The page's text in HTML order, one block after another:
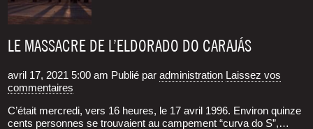
LE MASSACRE DE L’ELDORADO DO CARAJÁS
avril 17, 2021 5:00 am Publié paradministration Laissez vos
commentaires
C’était mer­cre­di, vers 16 heures, le 17 avril 1996. Envi­ron quinze
cents per­sonnes se trou­vaient au cam­pe­ment “cur­va do S”,…